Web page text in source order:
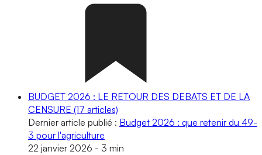
BUDGET 2026 : LE RETOUR DES DEBATS ET DE LA
CENSURE (17 articles)
Dernier article publié : Budget 2026 : que retenir du 49-
3 pour l'agriculture
22 janvier 2026 - 3 min